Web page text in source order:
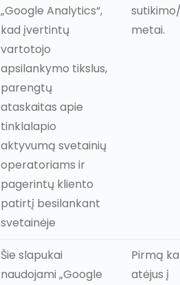
„Google Analytics“,
kad įvertintų
vartotojo
apsilankymo tikslus,
parengtų
ataskaitas apie
tinklalapio
aktyvumą svetainių
operatoriams ir
pagerintų kliento
patirtį besilankant
svetainėje
metai.
Šie slapukai
naudojami „Google
Pirmą
atėjus į